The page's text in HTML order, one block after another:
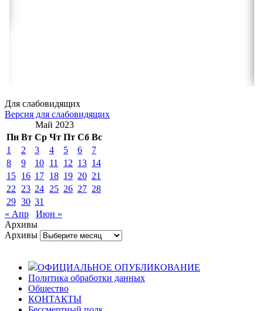
Для слабовидящих
Версия для слабовидящих
Май 2023
Пн Вт Ср Чт Пт Сб Вс
1
2 3 4 5 6
7
8
9 10 11 12 13 14
15 16 17 18 19 20 21
22
23 24 25 26 27 28
29 30 31
« Апр
Июн »
Архивы
Архивы
ОФИЦИАЛЬНОЕ ОПУБЛИКОВАНИЕ
Политика обработки данных
Общество
КОНТАКТЫ